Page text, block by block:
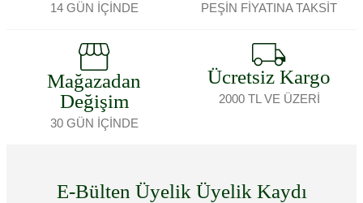
14 GÜN İÇİNDE PEŞİN FİYATINA TAKSİT
Mağazadan
Değişim
30 GÜN İÇİNDE
Ücretsiz Kargo
2000 TL VE ÜZERİ
E-Bülten Üyelik Üyelik Kaydı